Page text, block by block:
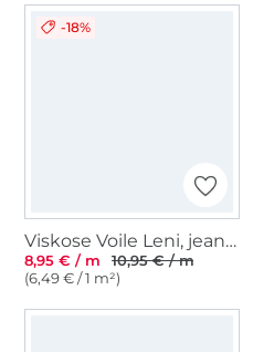
-18%
Viskose Voile Leni, jeansblau
8,95 € / m
10,95 € / m
(6,49 € / 1 m²)